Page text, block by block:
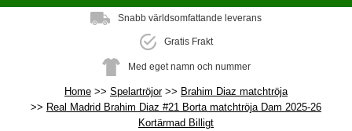
Snabb världsomfattande leverans
Gratis Frakt
Med eget namn och nummer
Home Spelartröjor
Brahim Diaz matchtröja
Real Madrid Brahim Diaz #21 Borta matchtröja Dam 2025-26
Kortärmad Billigt